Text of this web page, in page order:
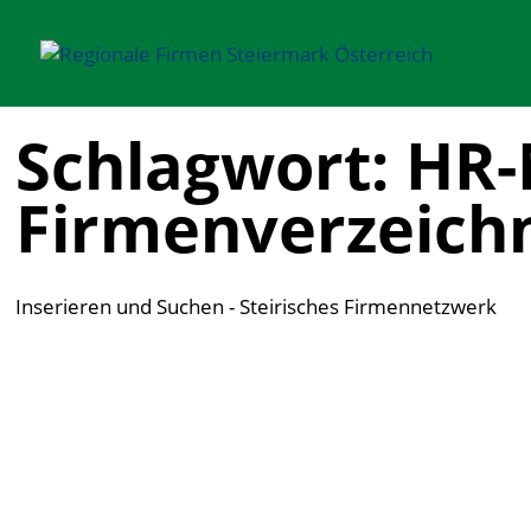
Schlagwort:
Inserieren und Suchen - Steirisches Firmennetzwerk